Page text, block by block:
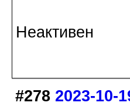
Неактивен
#278 2023-10-